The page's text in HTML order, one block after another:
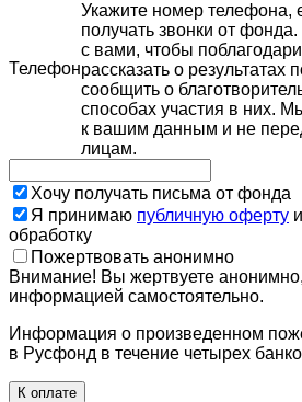
Телефон
Укажите номер телефона,
получать звонки от
с вами, чтобы
рассказать о
сообщить о
способах участия в них.
к вашим данным и не
лицам.
Хочу получать письма от фонда
Я принимаю публичную оферту и
обработку
Пожертвовать анонимно
Внимание! Вы жертвуете
информацией самостоятельно.
Информация о произведенном
в Русфонд в течение четырех
К оплате